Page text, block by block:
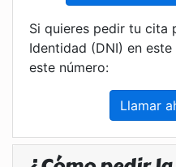
Si quieres pedir tu cita
Identidad (DNI) en
este número:
Llamar